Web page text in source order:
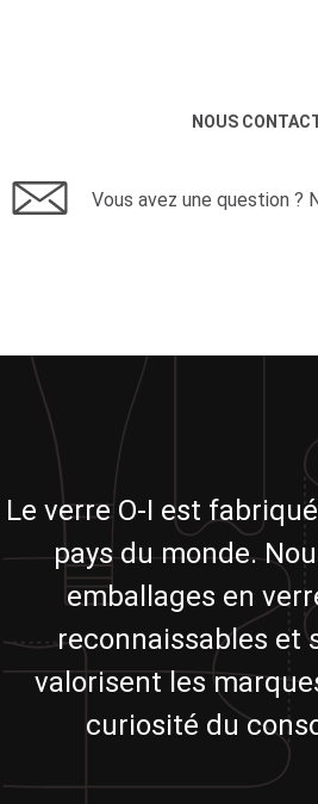
NOUS
Vous avez une question ?
Le verre O-I est
pays du monde.
emballages en
reconnaissables et
valorisent les
curiosité du